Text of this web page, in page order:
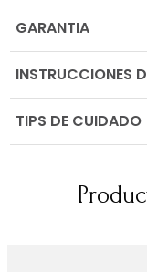
GARANTIA
INSTRUCCIONES
TIPS DE CUIDADO